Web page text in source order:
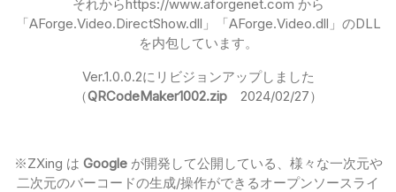
それからhttps://www.aforgenet.com から
「AForge.Video.DirectShow.dll」「AForge.Video.dll」のDLL
を内包しています。
Ver.1.0.0.2に リビジョンアップしました
（QRCodeMaker1002.zip 2024/02/27）
※ZXing は Googleが開発して公開している、様々な一次元や
二次元のバーコードの生成/操作ができるオープンソースライ